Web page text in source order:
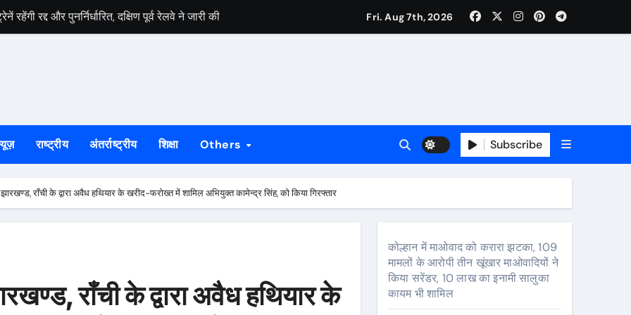
रद्द और पुनर्निर्धारित, दक्षिण पूर्व रेलवे ने जारी की सूचना
महोत्सव 2026, 700 से अधिक स्टॉल होंगे शामिल
देगा रॉबिन हुड आर्मी, एआई लर्निंग सेंटर और मिशन स्वदेश की शुरुआत
महोत्सव 2026, 700 से अधिक स्टॉल होंगे शामिल
जिम्मेदारी भी बढ़ती है, युवा बनें जॉब क्रिएटर
घमासान, बाबूलाल ने CBI जांच की मांग उठाई
के आरोपी तीन खूंखार माओवादियों ने किया सरेंडर, 10 लाख का इनामी सालुका कायम भी शामिल
Fri. Aug 7th, 2026
राष्ट्रीय अंतर्राष्ट्रीय शिक्षा Others Subscribe
राँची के द्वारा अवैध हथियार के खरीद-फरोख्त में शामिल अभियुक्त कामेन्द्र सिंह, को किया गिरफ्तार
राँची के द्वारा अवैध हथियार के
कोल्हान में माओवाद को करारा झटका, 109
मामलों के आरोपी तीन खूंखार माओवादियों ने
किया सरेंडर, 10 लाख का इनामी सालुका
कायम भी शामिल